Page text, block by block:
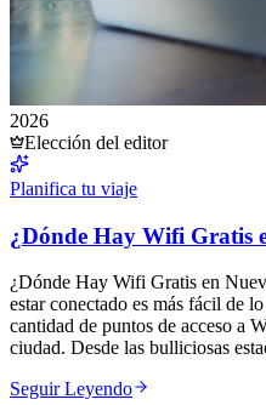
2026
Elección del editor
Planifica tu viaje
¿Dónde Hay Wifi Gratis
¿Dónde Hay Wifi Gratis en
estar conectado es más fácil de
cantidad de puntos de acceso a
ciudad. Desde las bulliciosas
Seguir Leyendo